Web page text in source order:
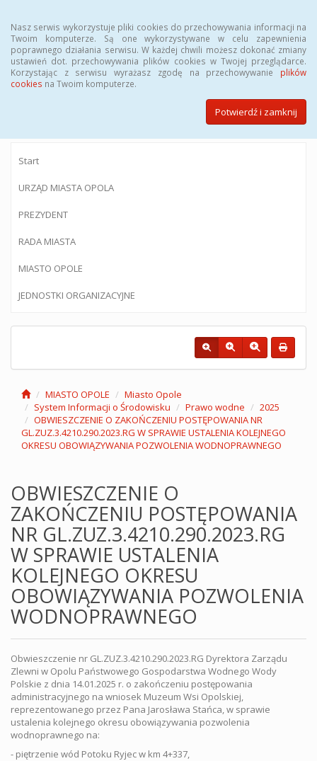
Nasz serwis wykorzystuje pliki cookies do przechowywania informacji na
Twoim komputerze. Są one wykorzystywane w celu zapewnienia
poprawnego działania serwisu. W każdej chwili możesz dokonać zmiany
ustawień dot. przechowywania plików cookies w Twojej przeglądarce.
Korzystając z serwisu wyrażasz zgodę na przechowywanie plików
cookies na Twoim komputerze.
Potwierdź i zamknij
BIULETYN INFORMACJI PUBLICZNEJ
Urzędu Miasta Opola
Start
URZĄD MIASTA OPOLA
PREZYDENT
RADA MIASTA
MIASTO OPOLE
JEDNOSTKI ORGANIZACYJNE
MIASTO OPOLE
Miasto Opole
System Informacji o Środowisku
Prawo wodne
2025
OBWIESZCZENIE O ZAKOŃCZENIU POSTĘPOWANIA NR
GL.ZUZ.3.4210.290.2023.RG W SPRAWIE USTALENIA KOLEJNEGO
OKRESU OBOWIĄZYWANIA POZWOLENIA WODNOPRAWNEGO
OBWIESZCZENIE O
ZAKOŃCZENIU POSTĘPOWANIA
NR GL.ZUZ.3.4210.290.2023.RG
W SPRAWIE USTALENIA
KOLEJNEGO OKRESU
OBOWIĄZYWANIA POZWOLENIA
WODNOPRAWNEGO
Obwieszczenie nr GL.ZUZ.3.4210.290.2023.RG Dyrektora Zarządu
Zlewni w Opolu Państwowego Gospodarstwa Wodnego Wody
Polskie z dnia 14.01.2025 r. o zakończeniu postępowania
administracyjnego na wniosek Muzeum Wsi Opolskiej,
reprezentowanego przez Pana Jarosława Stańca, w sprawie
ustalenia kolejnego okresu obowiązywania pozwolenia
wodnoprawnego na:
- piętrzenie wód Potoku Ryjec w km 4+337,